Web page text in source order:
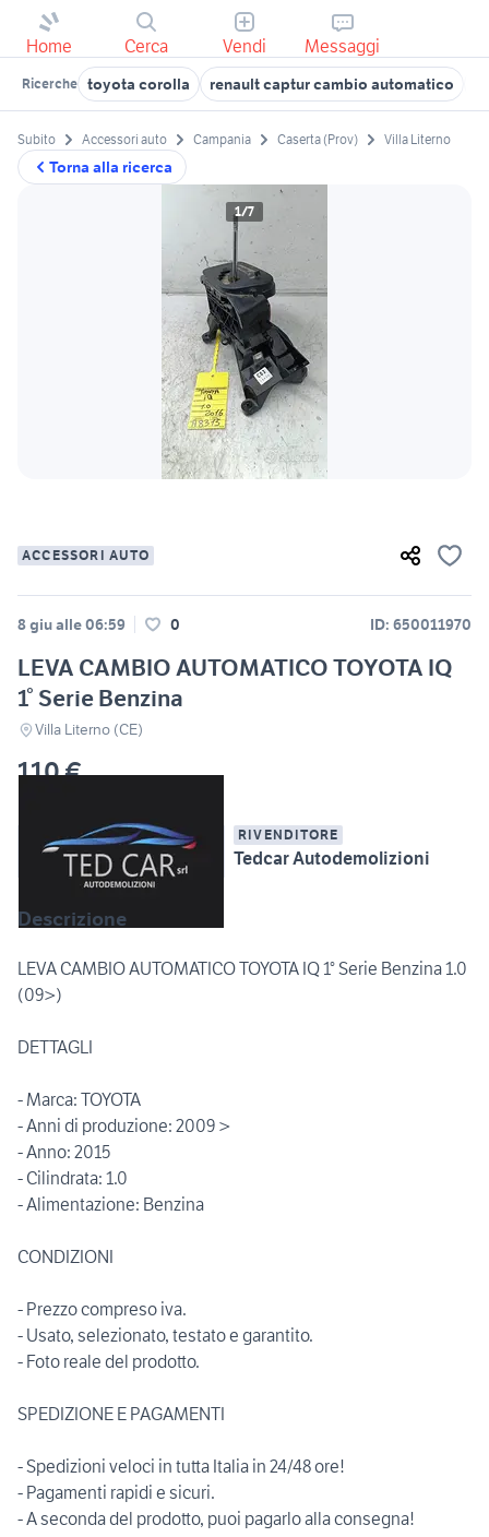
Home Cerca Vendi Messaggi
Ricerche toyota corolla renault captur cambio automatico
Torna alla ricerca
Subito Accessori auto Campania Caserta (Prov) Villa Literno
1/7
ACCESSORI AUTO
8 giu alle 06:59 0 ID: 650011970
LEVA CAMBIO AUTOMATICO TOYOTA IQ
1° Serie Benzina
Villa Literno (CE)
110 €
RIVENDITORE
Tedcar Autodemolizioni
Descrizione
LEVA CAMBIO AUTOMATICO TOYOTA IQ 1° Serie Benzina 1.0
(09>)
DETTAGLI
- Marca: TOYOTA
- Anni di produzione: 2009 >
- Anno: 2015
- Cilindrata: 1.0
- Alimentazione: Benzina
CONDIZIONI
- Prezzo compreso iva.
- Usato, selezionato, testato e garantito.
- Foto reale del prodotto.
SPEDIZIONE E PAGAMENTI
- Spedizioni veloci in tutta Italia in 24/48 ore!
- Pagamenti rapidi e sicuri.
- A seconda del prodotto, puoi pagarlo alla consegna!